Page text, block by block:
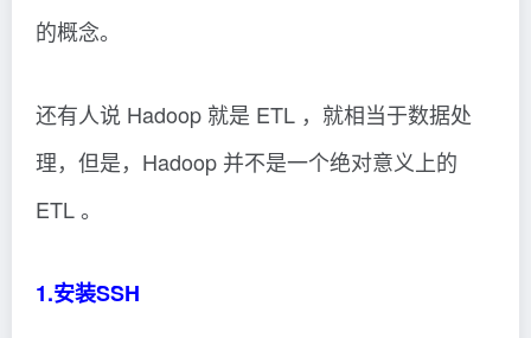
的概念。
还有人说 Hadoop 就是 ETL ，就相当于数据处
理，但是，Hadoop 并不是一个绝对意义上的
ETL 。
1.安装SSH